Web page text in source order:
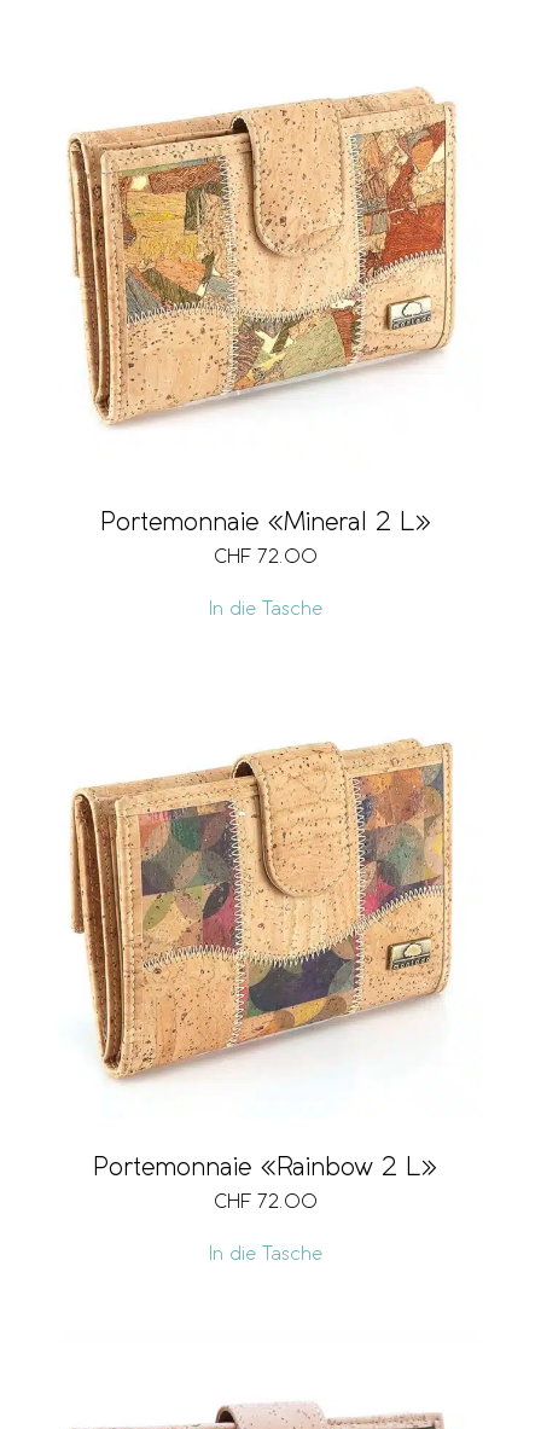
Portemonnaie «Mineral 2 L»
CHF 72.00
In die Tasche
Portemonnaie «Rainbow 2 L»
CHF 72.00
In die Tasche